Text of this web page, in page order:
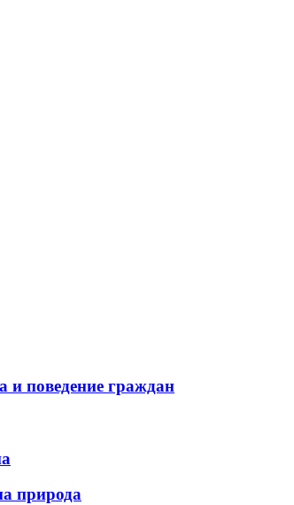
и поведение граждан
природа